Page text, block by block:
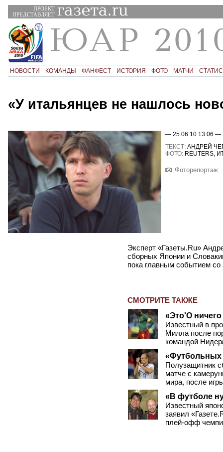
ПРОЕКТ
ПРЕДСТАВЛЯЕТ
НОВОСТИ КОМАНДЫ ФАНФЕСТ ИСТОРИЯ ФОТО МАТЧИ
«У итальянцев не нашлось
— 25.06.10 13:06 —
ТЕКСТ: АНДРЕЙ
ФОТО: REUTERS,
Фоторепортаж
Эксперт «Газеты.Ru»
сборных Японии и
пока главным событием со
СМОТРИТЕ ТАКЖЕ
«Это'О
Известный в
Милла после
командой
«Футбольных
Полузащитник
матче с
мира, после
«В футболе
Известный
заявил «
плей-офф